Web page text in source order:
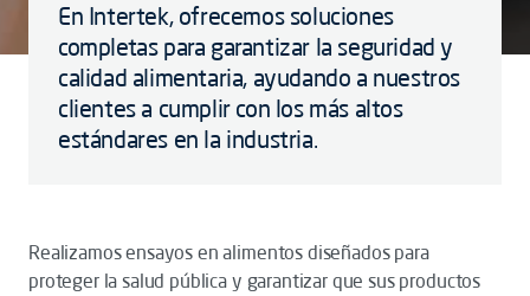
En Intertek, ofrecemos soluciones
completas para garantizar la seguridad y
calidad alimentaria, ayudando a nuestros
clientes a cumplir con los más altos
estándares en la industria.
Realizamos ensayos en alimentos diseñados para
proteger la salud pública y garantizar que sus productos